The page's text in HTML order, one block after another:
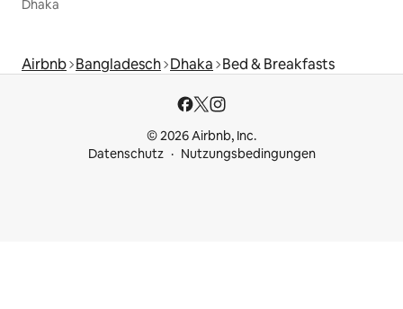
Dhaka
Airbnb Bangladesch Dhaka Bed & Breakfasts
© 2026 Airbnb, Inc.
Datenschutz
Nutzungsbedingungen